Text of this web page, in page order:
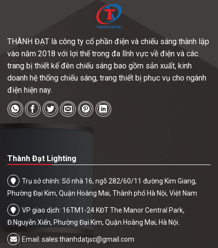
THÀNH ĐẠT là công ty cổ phần điện và chiếu sáng thành lập
vào năm 2018 với lợi thế trong đa lĩnh vực về điện và các
trang bị thiết kế đèn chiếu sáng bao gồm sản xuất, kinh
doanh hệ thống chiếu sáng, trang thiết bị phục vụ cho ngành
điện hiện nay.
Thành Đạt Lighting
Trụ sở chính: Số nhà 16, ngõ 282/60/11 đường Kim Giang,
Phường Đại Kim, Quận Hoàng Mai, Thành phố Hà Nội, Việt Nam
VP giao dịch: 16TM1-24 KĐT The Manor Central Park,
Đ.Nguyễn Xiển, Phường Đại Kim, Quận Hoàng Mai, Hà Nội.
Email: sales.thanhdatjsc@gmail.com